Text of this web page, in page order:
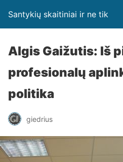
Santykių skaitiniai ir ne tik
Algis Gaižutis: Iš
profesionalų
politika
giedrius